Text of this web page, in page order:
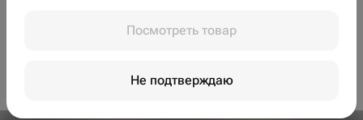
Этого товара пока нет, но вы сможете найти
Не подтверждаю
Посмотреть товар